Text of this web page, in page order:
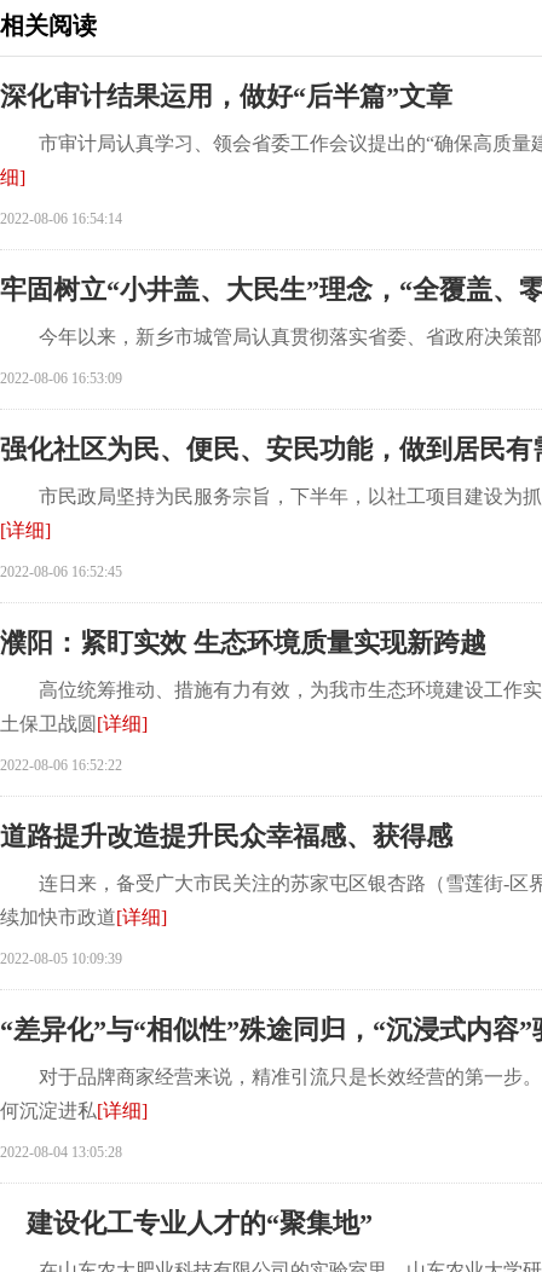
相关阅读
深化审计结果运用，做好“后半篇”文章
市审计局认真学习、领会省委工作会议提出的“确保高质量
细]
2022-08-06 16:54:14
牢固树立“小井盖、大民生”理念，“全覆盖、
今年以来，新乡市城管局认真贯彻落实省委、省政府决策部
2022-08-06 16:53:09
强化社区为民、便民、安民功能，做到居民
市民政局坚持为民服务宗旨，下半年，以社工项目建设为
[详细]
2022-08-06 16:52:45
濮阳：紧盯实效 生态环境质量实现新跨越
高位统筹推动、措施有力有效，为我市生态环境建设工作实
土保卫战圆 [详细]
2022-08-06 16:52:22
道路提升改造提升民众幸福感、获得感
连日来，备受广大市民关注的苏家屯区银杏路（雪莲街-区
续加快市政道[详细]
2022-08-05 10:09:39
“差异化”与“相似性”殊途同归，“沉浸式内容
对于品牌商家经营来说，精准引流只是长效经营的第一步。
何沉淀进私[详细]
2022-08-04 13:05:28
建设化工专业人才的“聚集地”